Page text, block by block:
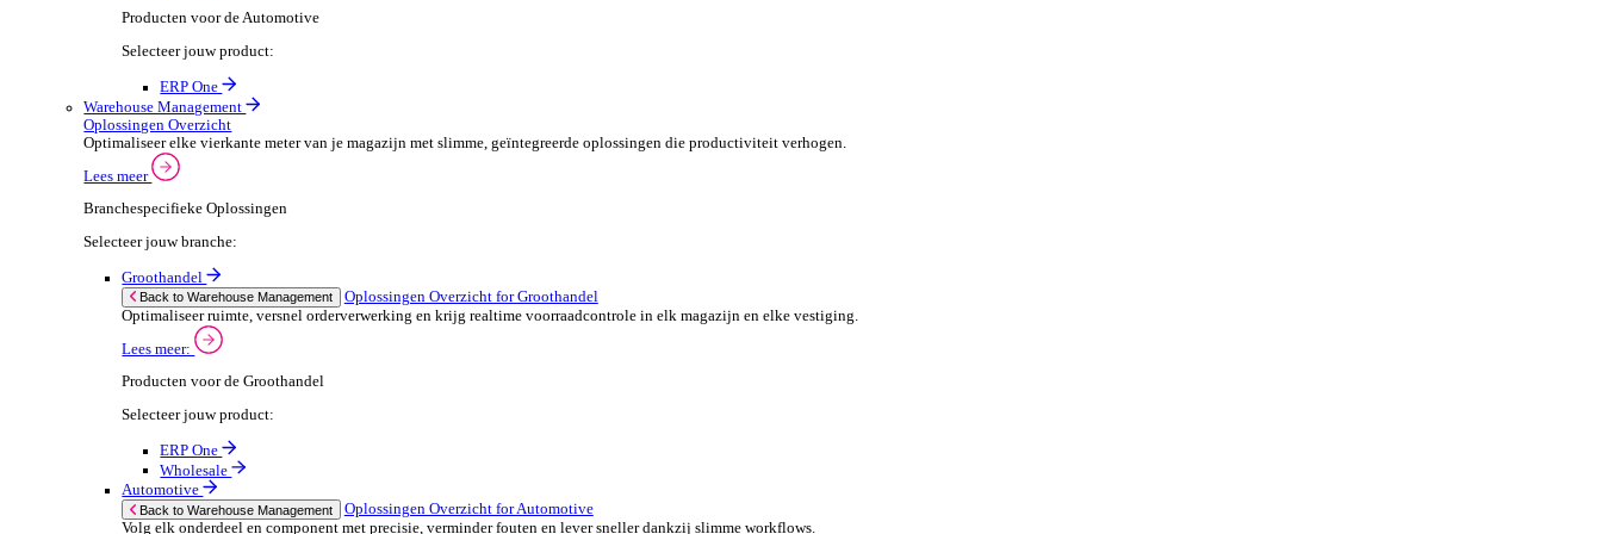
Wholesale
Automotive
Back to POS Oplossingen
Beheer complexe productassortimenten en houd klanten in beweging met snelle, nauwkeurige en flexibele POS-oplossingen — speciaal ontwikkeld voor de aftermarket.
Lees meer:
POS Producten voor de Automotive
Selecteer jouw product:
ERP One
Dimasys
Financiële Administratie
Financieel overzicht is cruciaal voor het succes van je bedrijf.
Branchespecifieke Oplossingen
Selecteer jouw branche: